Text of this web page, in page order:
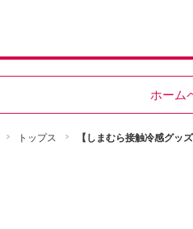
ホーム
トップス 【しまむら接触冷感グッ